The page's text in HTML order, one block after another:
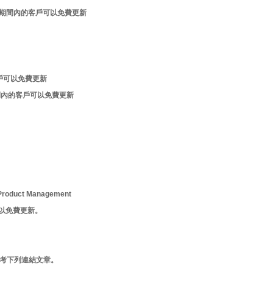
間內的客戶可以免費更新
以免費更新
的客戶可以免費更新
Management
費更新。
列連結文章。